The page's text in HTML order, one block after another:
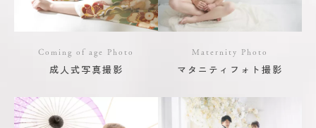
Coming of age Photo
成人式写真撮影
Maternity Photo
マタニティフォト撮影